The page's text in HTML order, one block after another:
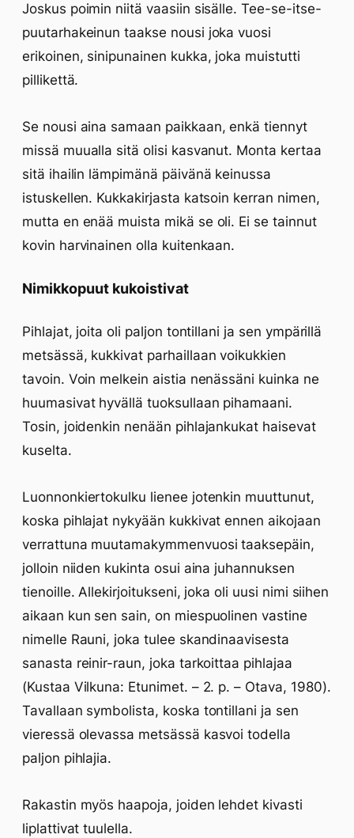
Joskus poimin niitä vaasiin sisälle. Tee-se-itse-
puutarhakeinun taakse nousi joka vuosi
erikoinen, sinipunainen kukka, joka muistutti
pillikettä.
Se nousi aina samaan paikkaan, enkä tiennyt
missä muualla sitä olisi kasvanut. Monta kertaa
sitä ihailin lämpimänä päivänä keinussa
istuskellen. Kukkakirjasta katsoin kerran nimen,
mutta en enää muista mikä se oli. Ei se tainnut
kovin harvinainen olla kuitenkaan.
Nimikkopuut kukoistivat
Pihlajat, joita oli paljon tontillani ja sen ympärillä
metsässä, kukkivat parhaillaan voikukkien
tavoin. Voin melkein aistia nenässäni kuinka ne
huumasivat hyvällä tuoksullaan pihamaani.
Tosin, joidenkin nenään pihlajankukat haisevat
kuselta.
Luonnonkiertokulku lienee jotenkin muuttunut,
koska pihlajat nykyään kukkivat ennen aikojaan
verrattuna muutamakymmenvuosi taaksepäin,
jolloin niiden kukinta osui aina juhannuksen
tienoille. Allekirjoitukseni, joka oli uusi nimi siihen
aikaan kun sen sain, on miespuolinen vastine
nimelle Rauni, joka tulee skandinaavisesta
sanasta reinir-raun, joka tarkoittaa pihlajaa
(Kustaa Vilkuna: Etunimet. – 2. p. – Otava, 1980).
Tavallaan symbolista, koska tontillani ja sen
vieressä olevassa metsässä kasvoi todella
paljon pihlajia.
Rakastin myös haapoja, joiden lehdet kivasti
liplattivat tuulella.